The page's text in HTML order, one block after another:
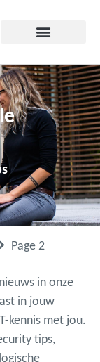
Page 2
in onze
in jouw
kennis met jou.
tips,